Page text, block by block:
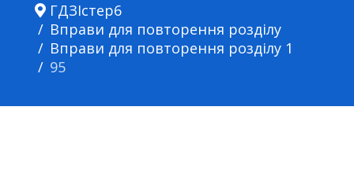
ГДЗІстер6
Вправи для повторення розділу
Вправи для повторення розділу 1
95